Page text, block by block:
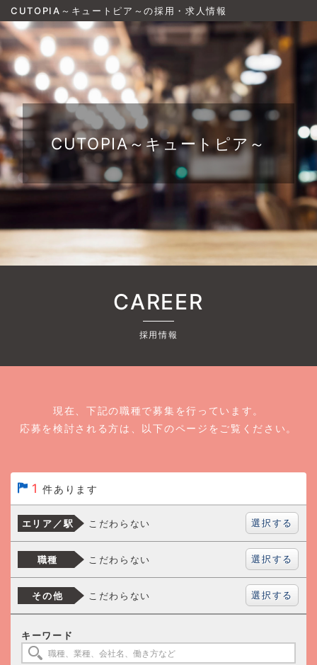
CUTOPIA～キュートピア～の採用・求人情報
CUTOPIA～キュートピア～
CAREER
採用情報
現在、下記の職種で募集を行っています。
応募を検討される方は、以下のページをご覧ください。
1 件あります
エリア／駅 こだわらない 選択する
職種 こだわらない 選択する
その他 こだわらない 選択する
キーワード